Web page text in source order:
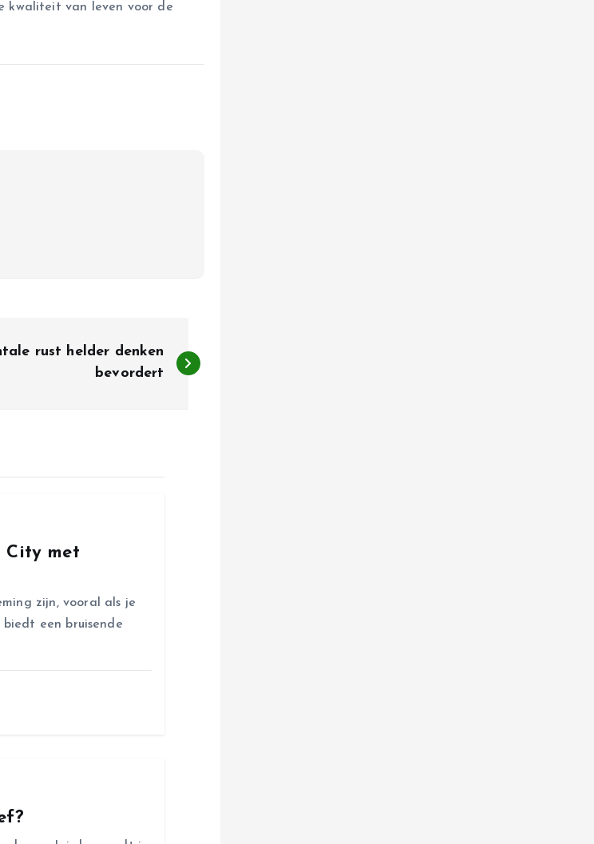
kwaliteit van leven voor de
rust helder denken
bevordert
City met
zijn, vooral als je
een bruisende